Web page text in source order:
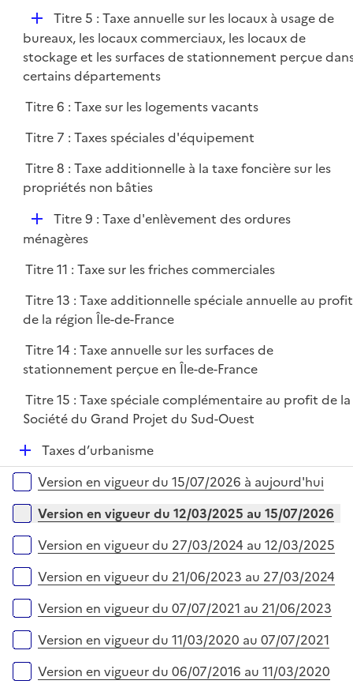
D
é
p
l
e
r
Titre 5 : Taxe annuelle sur les locaux à usage de
bureaux, les locaux commerciaux, les locaux de
stockage et les surfaces de stationnement perçue
certains départements
Titre 6 : Taxe sur les logements vacants
Titre 7 : Taxes spéciales d'équipement
Titre 8 : Taxe additionnelle à la taxe foncière sur les
propriétés non bâties
D
é
l
i
e
Titre 9 : Taxe d'enlèvement des ordures
ménagères
Titre 11 : Taxe sur les friches commerciales
Titre 13 : Taxe additionnelle spéciale annuelle au profit
de la région Île-de-France
Titre 14 : Taxe annuelle sur les surfaces de
stationnement perçue en Île-de-France
Titre 15 : Taxe spéciale complémentaire au profit de la
Société du Grand Projet du Sud-Ouest
D
é
p
e
Taxes d’urbanisme
Versions sur la période
Version en vigueur du 15/07/2026 à aujourd'hui
Version en vigueur du 12/03/2025 au 15/07/2026
Version en vigueur du 27/03/2024 au 12/03/2025
Version en vigueur du 21/06/2023 au 27/03/2024
Version en vigueur du 07/07/2021 au 21/06/2023
Version en vigueur du 11/03/2020 au 07/07/2021
Version en vigueur du 06/07/2016 au 11/03/2020